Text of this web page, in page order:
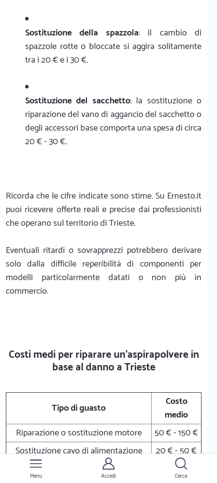
Sostituzione della spazzola: il cambio di
spazzole rotte o bloccate si aggira solitamente
tra i 20 € e i 30 €.
Sostituzione del sacchetto: la sostituzione o
riparazione del vano di aggancio del sacchetto o
degli accessori base comporta una spesa di circa
20 € - 30 €.
Ricorda che le cifre indicate sono stime. Su Ernesto.it
puoi ricevere offerte reali e precise dai professionisti
che operano sul territorio di Trieste.
Eventuali ritardi o sovrapprezzi potrebbero derivare
solo dalla difficile reperibilità di componenti per
modelli particolarmente datati o non più in
commercio.
Costi medi per riparare un'aspirapolvere in
base al danno a Trieste
Tipo di guasto
Costo
medio
Riparazione o sostituzione motore
50 € - 150 €
Sostituzione cavo di alimentazione
20 € - 50 €
Sostituzione sistema di filtraggio
20 € - 30 €
Menu Accedi Cerca